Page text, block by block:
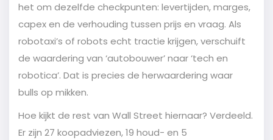
het om dezelfde checkpunten: levertijden, marges,
capex en de verhouding tussen prijs en vraag. Als
robotaxi’s of robots echt tractie krijgen, verschuift
de waardering van ‘autobouwer’ naar ‘tech en
robotica’. Dat is precies de herwaardering waar
bulls op mikken.
Hoe kijkt de rest van Wall Street hiernaar? Verdeeld.
Er zijn 27 koopadviezen, 19 houd- en 5